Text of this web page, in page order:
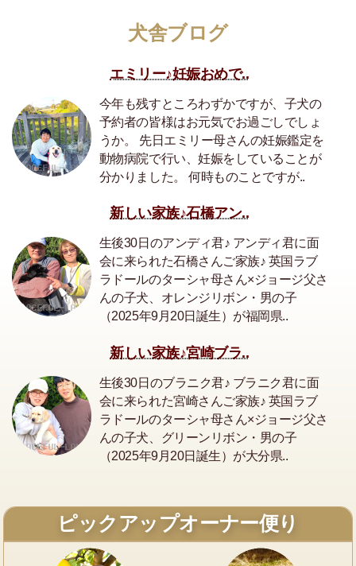
犬舎ブログ
エミリー♪妊娠おめで..
今年も残すところわずかですが、子犬の
予約者の皆様はお元気でお過ごしでしょ
うか。 先日エミリー母さんの妊娠鑑定を
動物病院で行い、妊娠をしていることが
分かりました。 何時ものことですが..
新しい家族♪石橋アン..
生後30日のアンディ君♪ アンディ君に面
会に来られた石橋さんご家族♪ 英国ラブ
ラドールのターシャ母さん×ジョージ父さ
んの子犬、オレンジリボン・男の子
（2025年9月20日誕生）が福岡県..
新しい家族♪宮崎ブラ..
生後30日のブラニク君♪ ブラニク君に面
会に来られた宮崎さんご家族♪ 英国ラブ
ラドールのターシャ母さん×ジョージ父さ
んの子犬、グリーンリボン・男の子
（2025年9月20日誕生）が大分県..
ピックアップオーナー便り